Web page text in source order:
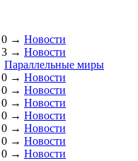
0 → Новости
3 → Новости
Параллельные миры
0 → Новости
0 → Новости
0 → Новости
0 → Новости
0 → Новости
0 → Новости
0 → Новости